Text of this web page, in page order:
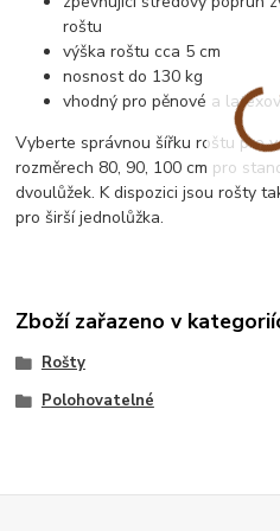
roštu
výška roštu cca 5 cm
nosnost do 130 kg
vhodný pro pěnové a
Vyberte správnou šířku roštu pro
rozměrech 80, 90, 100 cm pro
dvoulůžek. K dispozici jsou rošty
pro širší jednolůžka.
Zboží zařazeno v
Rošty
Polohovatelné